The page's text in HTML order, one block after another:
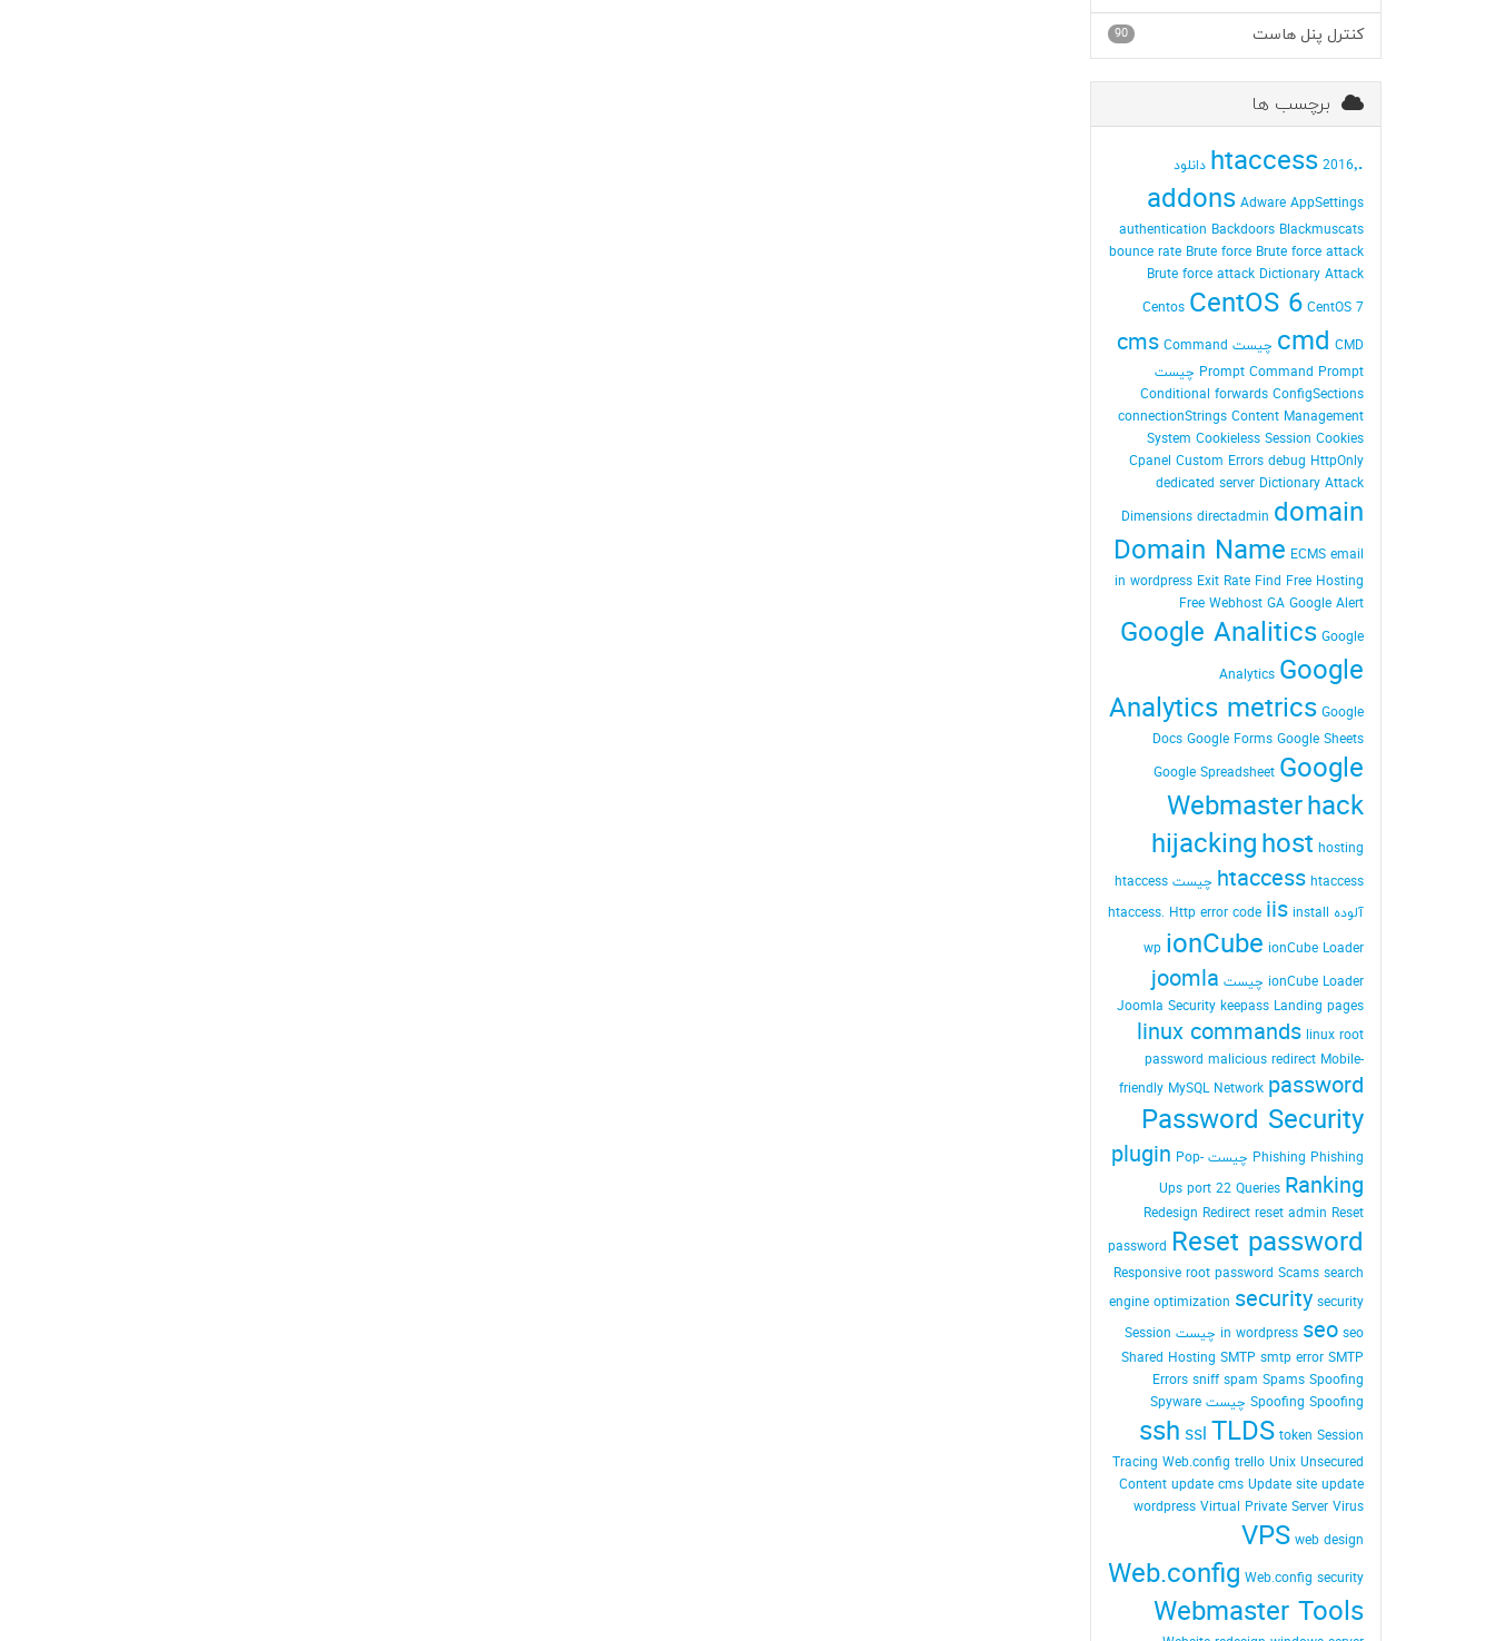
90 کنترل پنل هاست
برچسب ها
.htaccess2016٬ دانلود
addons Adware AppSettings
authentication Backdoors Blackmuscats
bounce rate Brute force Brute force attack
Brute force attack Dictionary Attack
Centos CentOS 6 CentOS 7
cmd CMD چیست cms Command
Prompt Command Prompt چیست
Conditional forwards ConfigSections
connectionStrings Content Management
System Cookieless Session Cookies
Cpanel Custom Errors debug HttpOnly
dedicated server Dictionary Attack
Dimensions directadmin domain
Domain Name ECMS email
in wordpress Exit Rate Find Free Hosting
Free Webhost GA Google Alert
Google Analitics Google
Analytics Google
Analytics metrics Google
Docs Google Forms Google Sheets
Google Spreadsheet Google
Webmasterhack
hijackinghost hosting
htaccess htaccess چیست
htaccess
آلوده
htaccess. Http error code iis install
wp ionCube ionCube Loader
ionCube Loader چیست
joomla
Joomla Security keepass Landing pages
linux commands linux root
password malicious redirect Mobile-
friendly MySQL Network password
Password Security
Phishing Phishing چیست plugin Pop-
Ups port 22 Queries Ranking
Redesign Redirect reset admin Reset
password Reset password
Responsive root password Scams search
engine optimization security security
in wordpress seo seo چیست
Session
Shared Hosting SMTP smtp error SMTP
Errors sniff spam Spams Spoofing
Spoofing Spoofing چیست
Spyware
ssh ssl TLDS token Session
Tracing Web.config trello Unix Unsecured
Content update cms Update site update
wordpress Virtual Private Server Virus
VPS web design
Web.config Web.config security
Webmaster Tools